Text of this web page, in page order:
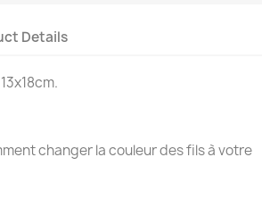
Details
changer la couleur des fils à votre